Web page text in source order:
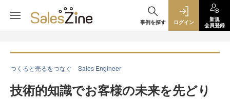
事例を探す ログイン
新規
会員登録
つくると売るをつなぐ Sales Engineer
技術的知識でお客様の未来を先どり